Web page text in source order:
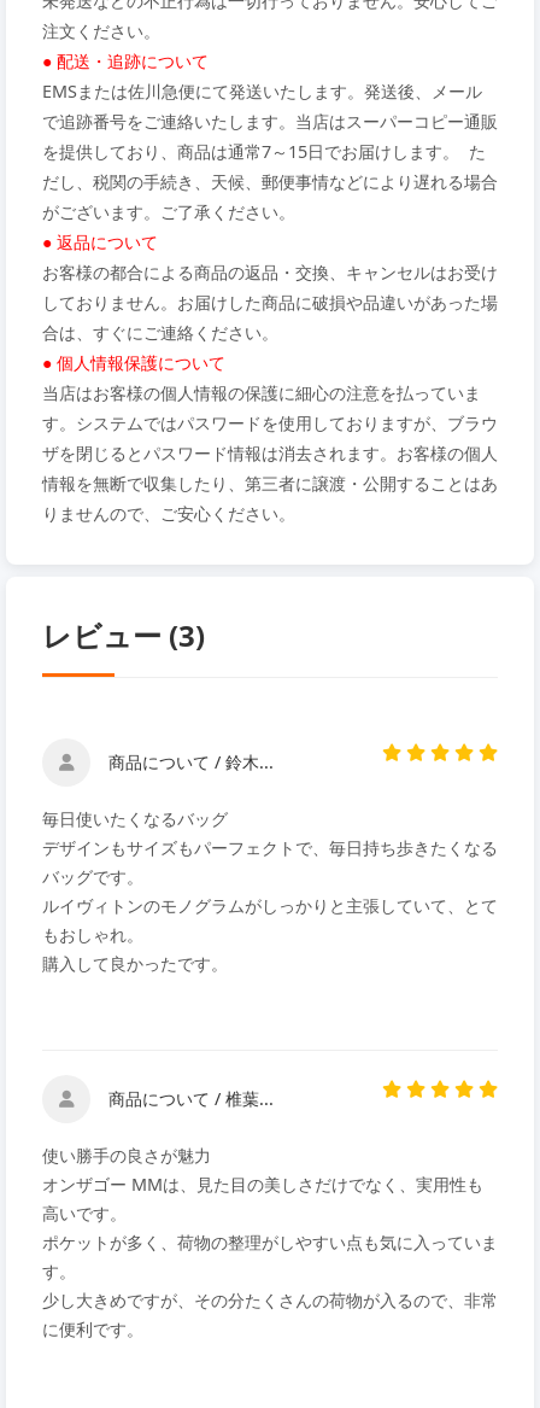
注文ください。
● 配送・追跡について
EMSまたは佐川急便にて発送いたします。発送後、メール
で追跡番号をご連絡いたします。当店はスーパーコピー通販
を提供しており、商品は通常7～15日でお届けします。 た
だし、税関の手続き、天候、郵便事情などにより遅れる場合
がございます。ご了承ください。
● 返品について
お客様の都合による商品の返品・交換、キャンセルはお受け
しておりません。お届けした商品に破損や品違いがあった場
合は、すぐにご連絡ください。
● 個人情報保護について
当店はお客様の個人情報の保護に細心の注意を払っていま
す。システムではパスワードを使用しておりますが、ブラウ
ザを閉じるとパスワード情報は消去されます。お客様の個人
情報を無断で収集したり、第三者に譲渡・公開することはあ
りませんので、ご安心ください。
レビュー (3)
商品について / 鈴木...
毎日使いたくなるバッグ
デザインもサイズもパーフェクトで、毎日持ち歩きたくなる
バッグです。
ルイヴィトンのモノグラムがしっかりと主張していて、とて
もおしゃれ。
購入して良かったです。
商品について / 椎葉...
使い勝手の良さが魅力
オンザゴー MMは、見た目の美しさだけでなく、実用性も
高いです。
ポケットが多く、荷物の整理がしやすい点も気に入っていま
す。
少し大きめですが、その分たくさんの荷物が入るので、非常
に便利です。